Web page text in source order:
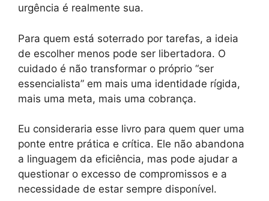
urgência é realmente sua.
Para quem está soterrado por tarefas, a ideia
de escolher menos pode ser libertadora. O
cuidado é não transformar o próprio “ser
essencialista” em mais uma identidade rígida,
mais uma meta, mais uma cobrança.
Eu consideraria esse livro para quem quer uma
ponte entre prática e crítica. Ele não abandona
a linguagem da eficiência, mas pode ajudar a
questionar o excesso de compromissos e a
necessidade de estar sempre disponível.